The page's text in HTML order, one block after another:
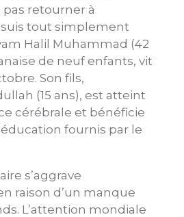
pas retourner à
suis tout simplement
Halil Muhammad (42
de neuf enfants, vit
Son fils,
(15 ans), est atteint
cérébrale et bénéficie
fournis par le
s’aggrave
raison d’un manque
L’attention mondiale